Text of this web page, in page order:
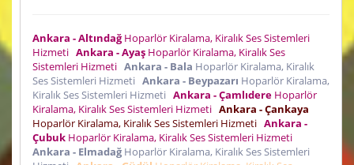
Ankara - AltındağHoparlör Kiralama, Kiralık Ses Sistemleri
Hizmeti Ankara - Ayaş Hoparlör Kiralama, Kiralık Ses
Sistemleri Hizmeti Ankara - Bala Hoparlör Kiralama, Kiralık
Ses Sistemleri Hizmeti Ankara - Beypazarı Hoparlör Kiralama,
Kiralık Ses Sistemleri Hizmeti Ankara - Çamlıdere Hoparlör
Kiralama, Kiralık Ses Sistemleri Hizmeti Ankara - Çankaya
Hoparlör Kiralama, Kiralık Ses Sistemleri Hizmeti Ankara -
Çubuk Hoparlör Kiralama, Kiralık Ses Sistemleri Hizmeti
Ankara - ElmadağHoparlör Kiralama, Kiralık Ses Sistemleri